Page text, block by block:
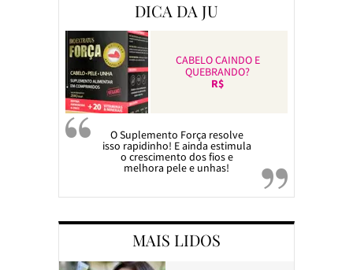
DICA DA JU
CABELO CAINDO E
QUEBRANDO?
R$
O Suplemento Força resolve
isso rapidinho! E ainda estimula
o crescimento dos fios e
melhora pele e unhas!
MAIS LIDOS